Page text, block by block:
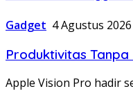
Gadget 4 Agustus 2026
Produktivitas
Apple Vision Pro hadir